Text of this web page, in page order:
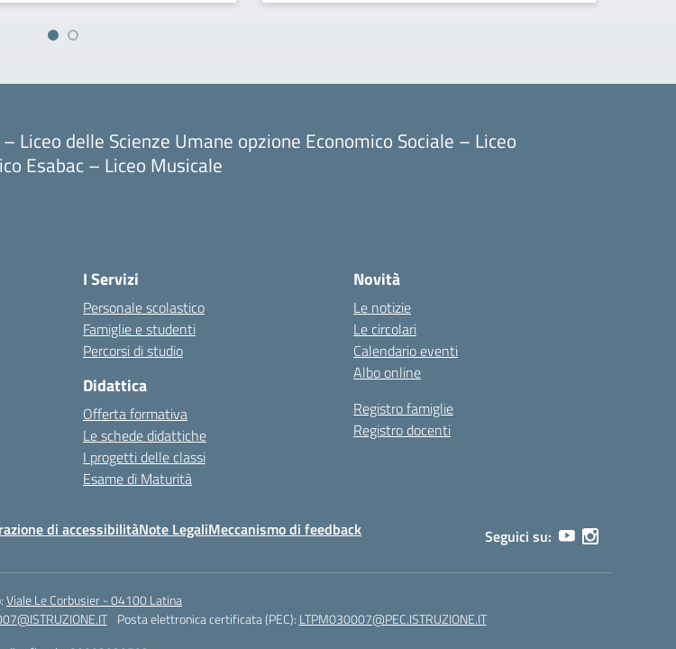
Liceo delle Scienze Umane opzione Economico Sociale – Liceo
Esabac – Liceo Musicale
I Servizi
Personale scolastico
Famiglie e studenti
Percorsi di studio
Didattica
Offerta formativa
Le schede didattiche
I progetti delle classi
Esame di Maturità
Novità
Le notizie
Le circolari
Calendario eventi
Albo online
Registro famiglie
Registro docenti
di accessibilitàNote LegaliMeccanismo di feedback Seguici su:
Viale Le Corbusier - 04100 Latina
Posta elettronica certificata (PEC): LTPM030007@PEC.ISTRUZIONE.IT